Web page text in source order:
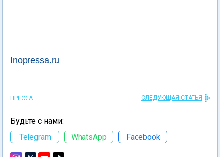
Inopressa.ru
ПРЕССА СЛЕДУЮЩАЯ СТАТЬЯ
Будьте с нами:
Telegram
WhatsApp Facebook